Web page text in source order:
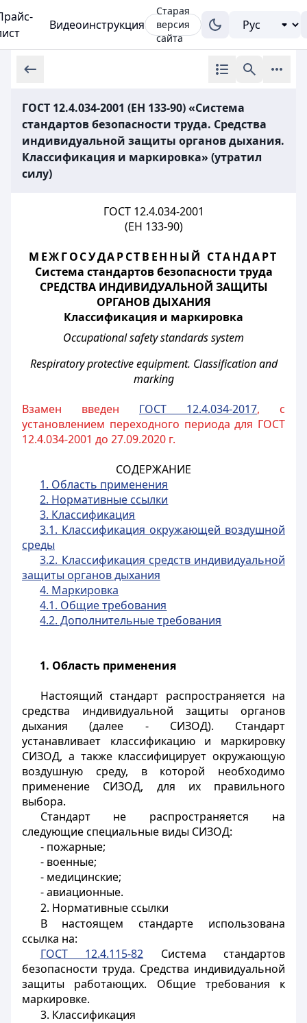
Видеоинструкция
Старая
версия
сайта
ГОСТ 12.4.034-2001 (ЕН 133-90) «Система
стандартов безопасности труда. Средства
индивидуальной защиты органов дыхания.
Классификация и маркировка» (утратил
силу)
ГОСТ 12.4.034-2001
(EH 133-90)
МЕЖГОСУДАРСТВЕННЫЙ СТАНДАРТ
Система стандартов безопасности труда
СРЕДСТВА ИНДИВИДУАЛЬНОЙ ЗАЩИТЫ
ОРГАНОВ ДЫХАНИЯ
Классификация и маркировка
Occupational safety standards system
Respiratory protective equipment. Classification and
marking
Взамен введен ГОСТ 12.4.034-2017, с
установлением переходного периода для ГОСТ
12.4.034-2001 до 27.09.2020 г.
СОДЕРЖАНИЕ
1. Область применения
2. Нормативные ссылки
3. Классификация
3.1. Классификация окружающей воздушной
среды
3.2. Классификация средств индивидуальной
защиты органов дыхания
4. Маркировка
4.1. Общие требования
4.2. Дополнительные требования
1. Область применения
Настоящий стандарт распространяется на
средства индивидуальной защиты органов
дыхания (далее - СИЗОД). Стандарт
устанавливает классификацию и маркировку
СИЗОД, а также классифицирует окружающую
воздушную среду, в которой необходимо
применение СИЗОД, для их правильного
выбора.
Стандарт не распространяется на
следующие специальные виды СИЗОД:
- пожарные;
- военные;
- медицинские;
- авиационные.
2. Нормативные ссылки
В настоящем стандарте использована
ссылка на:
ГОСТ 12.4.115-82 Система стандартов
безопасности труда. Средства индивидуальной
защиты работающих. Общие требования к
маркировке.
3. Классификация